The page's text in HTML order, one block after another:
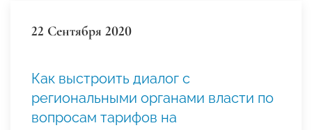
22 Сентября 2020
Как выстроить диалог с
региональными органами власти по
вопросам тарифов на